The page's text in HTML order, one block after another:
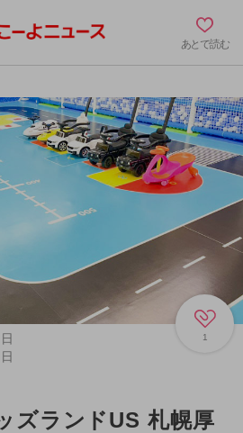
あとで読む
1
ズランドUS 札幌厚